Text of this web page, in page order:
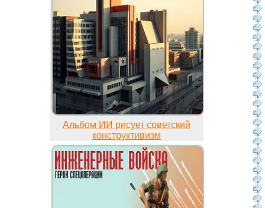
Альбом ИИ рисует советский
конструктивизм